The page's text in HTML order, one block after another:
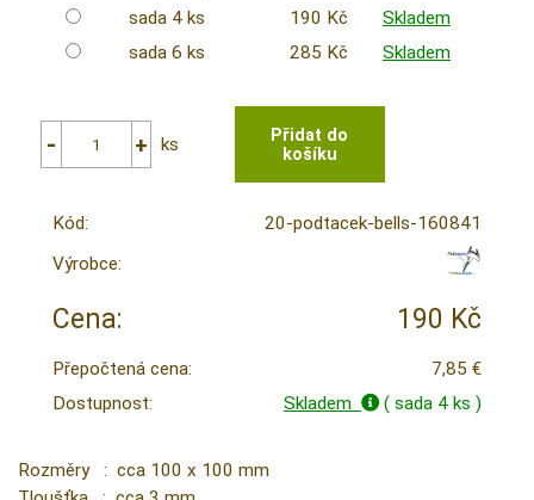
sada 4 ks
190 Kč
Skladem
sada 6 ks
285 Kč Skladem
ks
Kód:
20-podtacek-bells-160841
Výrobce:
Cena: 190 Kč
Přepočtená cena:
7,85 €
Dostupnost:
Skladem ( sada 4 ks )
Rozměry : cca 100 x 100 mm